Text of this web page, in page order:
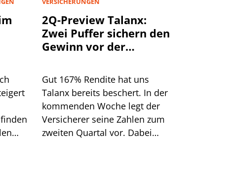
2Q-Preview Talanx:
Zwei Puffer sichern den
Gewinn vor der
Gut 167% Rendite hat uns
Talanx bereits beschert. In der
kommenden Woche legt der
Versicherer seine Zahlen zum
zweiten Quartal vor. Dabei